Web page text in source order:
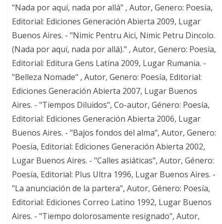
"Nada por aquí, nada por allá" , Autor, Genero: Poesía,
Editorial: Ediciones Generación Abierta 2009, Lugar
Buenos Aires. - "Nimic Pentru Aici, Nimic Petru Dincolo.
(Nada por aquí, nada por allá)." , Autor, Genero: Poesía,
Editorial: Editura Gens Latina 2009, Lugar Rumania. -
"Belleza Nomade" , Autor, Genero: Poesía, Editorial:
Ediciones Generación Abierta 2007, Lugar Buenos
Aires. - "Tiempos Diluidos", Co-autor, Género: Poesía,
Editorial: Ediciones Generación Abierta 2006, Lugar
Buenos Aires. - "Bajos fondos del alma", Autor, Genero:
Poesía, Editorial: Ediciones Generación Abierta 2002,
Lugar Buenos Aires. - "Calles asiáticas", Autor, Género:
Poesía, Editorial: Plus Ultra 1996, Lugar Buenos Aires. -
"La anunciación de la partera", Autor, Género: Poesía,
Editorial: Ediciones Correo Latino 1992, Lugar Buenos
Aires. - "Tiempo dolorosamente resignado", Autor,